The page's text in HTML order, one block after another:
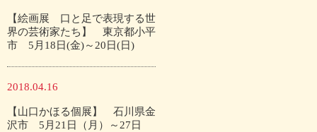
【絵画展 口と足で表現する世
界の芸術家たち】 東京都小平
市 5月18日(金)～20日(日)
2018.04.16
【山口かほる個展】 石川県金
沢市 5月21日（月）～27日